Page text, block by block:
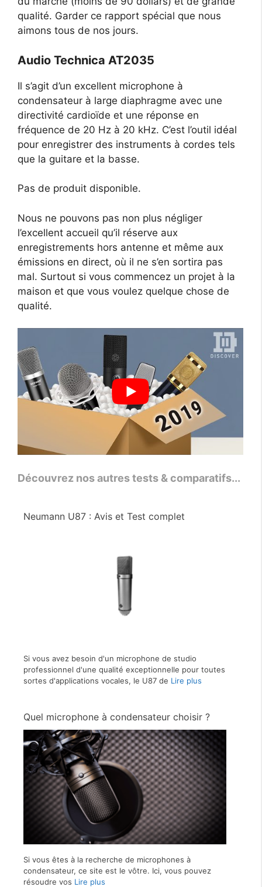
qualité. Garder ce rapport spécial que nous
aimons tous de nos jours.
Audio Technica AT2035
Il s’agit d’un excellent microphone à
condensateur à large diaphragme avec une
directivité cardioïde et une réponse en
fréquence de 20 Hz à 20 kHz. C’est l’outil idéal
pour enregistrer des instruments à cordes tels
que la guitare et la basse.
Pas de produit disponible.
Nous ne pouvons pas non plus négliger
l’excellent accueil qu’il réserve aux
enregistrements hors antenne et même aux
émissions en direct, où il ne s’en sortira pas
mal. Surtout si vous commencez un projet à la
maison et que vous voulez quelque chose de
qualité.
Découvrez nos autres tests & comparatifs...
Neumann U87 : Avis et Test complet
Si vous avez besoin d'un microphone de studio
professionnel d'une qualité exceptionnelle pour toutes
sortes d'applications vocales, le U87 de Lire plus
Quel microphone à condensateur choisir ?
Si vous êtes à la recherche de microphones à
condensateur, ce site est le vôtre. Ici, vous pouvez
résoudre vos Lire plus